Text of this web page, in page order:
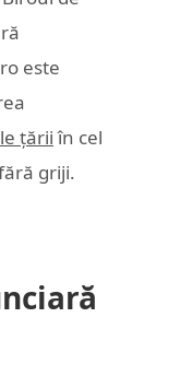
este
țării în cel
griji.